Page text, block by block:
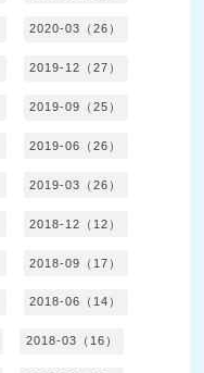
2020-03（26）
2019-12（27）
2019-09（25）
2019-06（26）
2019-03（26）
2018-12（12）
2018-09（17）
2018-06（14）
2018-03（16）